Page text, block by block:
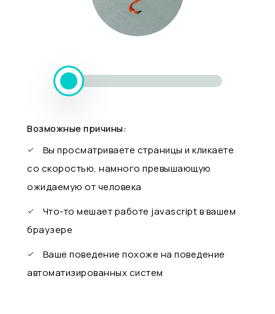
Возможные причины:
Вы просматриваете страницы и кликаете
со скоростью, намного превышающую
ожидаемую от человека
Что-то мешает работе javascript в вашем
браузере
Ваше поведение похоже на поведение
автоматизированных систем